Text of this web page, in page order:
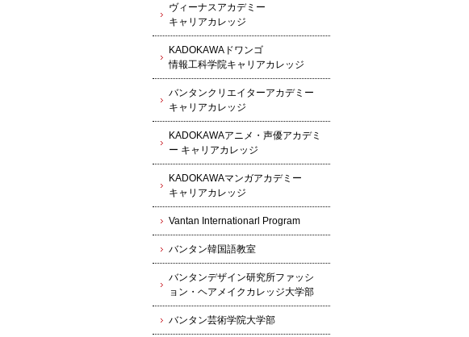
ヴィーナスアカデミー
キャリアカレッジ
KADOKAWAドワンゴ
情報工科学院キャリアカレッジ
バンタンクリエイターアカデミー
キャリアカレッジ
KADOKAWAアニメ・声優アカデミ
ー キャリアカレッジ
KADOKAWAマンガアカデミー
キャリアカレッジ
Vantan Internationarl Program
バンタン韓国語教室
バンタンデザイン研究所ファッシ
ョン・ヘアメイクカレッジ大学部
バンタン芸術学院大学部